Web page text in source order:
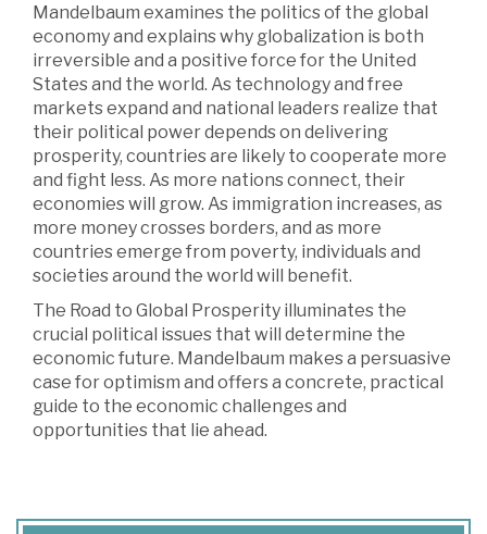
Mandelbaum examines the politics of the global
economy and explains why globalization is both
irreversible and a positive force for the United
States and the world. As technology and free
markets expand and national leaders realize that
their political power depends on delivering
prosperity, countries are likely to cooperate more
and fight less. As more nations connect, their
economies will grow. As immigration increases, as
more money crosses borders, and as more
countries emerge from poverty, individuals and
societies around the world will benefit.
The Road to Global Prosperity illuminates the
crucial political issues that will determine the
economic future. Mandelbaum makes a persuasive
case for optimism and offers a concrete, practical
guide to the economic challenges and
opportunities that lie ahead.